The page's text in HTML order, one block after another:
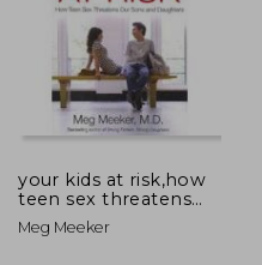
your kids at risk,how
teen sex threatens
our sons and
daughters
Meg Meeker